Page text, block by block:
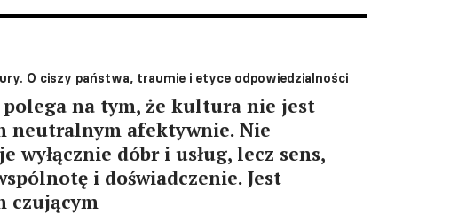
O ciszy państwa, traumie i etyce odpowiedzialności
na tym, że kultura nie jest
neutralnym afektywnie. Nie
wyłącznie dóbr i usług, lecz sens,
i doświadczenie. Jest
czującym